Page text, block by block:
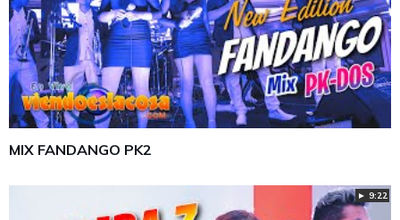
MIX FANDANGO PK2
► 9:22